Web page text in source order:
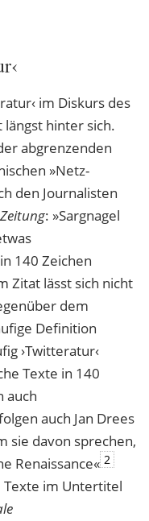
im Diskurs des
hinter sich.
abgrenzenden
»Netz-
den Journalisten
: »Sargnagel
140 Zeichen
Zitat lässt sich nicht
dem
Definition
›Twitteratur‹
Texte in 140
auch
auch Jan Drees
sie davon sprechen,
Renaissance« 2
Texte im Untertitel